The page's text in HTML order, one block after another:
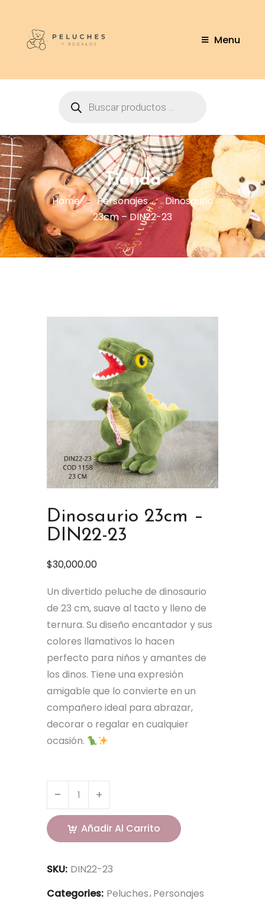
Menu
Tienda
Home Personajes
Dinosaurio
23cm – DIN22-23
Dinosaurio 23cm –
DIN22-23
$30,000.00
Un divertido peluche de dinosaurio
de 23 cm, suave al tacto y lleno de
ternura. Su diseño encantador y sus
colores llamativos lo hacen
perfecto para niños y amantes de
los dinos. Tiene una expresión
amigable que lo convierte en un
compañero ideal para abrazar,
decorar o regalar en cualquier
ocasión.
Añadir Al Carrito
SKU: DIN22-23
Categories: Peluches Personajes